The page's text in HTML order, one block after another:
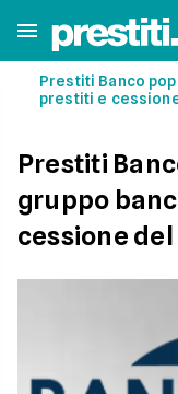
Prestiti Banco
prestiti e
Prestiti
gruppo
cessione